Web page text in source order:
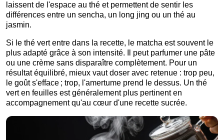
laissent de l'espace au thé et permettent de sentir les
différences entre un sencha, un long jing ou un thé au
jasmin.
Si le thé vert entre dans la recette, le matcha est souvent le
plus adapté grâce à son intensité. Il peut parfumer une pâte
ou une crème sans disparaître complètement. Pour un
résultat équilibré, mieux vaut doser avec retenue : trop peu,
le goût s'efface ; trop, l'amertume prend le dessus. Un thé
vert en feuilles est généralement plus pertinent en
accompagnement qu'au cœur d'une recette sucrée.